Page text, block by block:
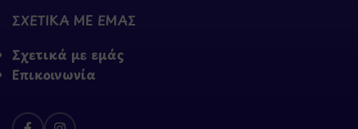
ΣΧΕΤΙΚΑ ΜΕ ΕΜΑΣ
Σχετικά με εμάς
Επικοινωνία